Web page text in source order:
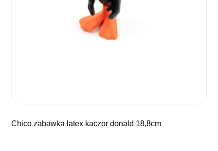
chico zabawka latex kaczor donald 18,8cm